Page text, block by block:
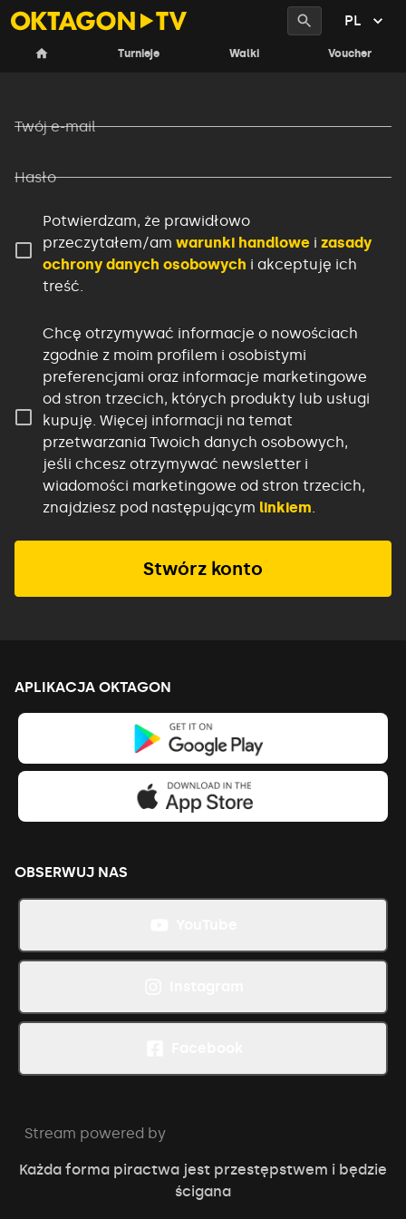
Turnieje Walki Voucher
PL
Rejestracja przez e-mail
Twój e-mail
Hasło
Potwierdzam, że prawidłowo
przeczytałem/am warunki handlowe i zasady
ochrony danych osobowych i akceptuję ich
treść.
Chcę otrzymywać informacje o nowościach
zgodnie z moim profilem i osobistymi
preferencjami oraz informacje marketingowe
od stron trzecich, których produkty lub usługi
kupuję. Więcej informacji na temat
przetwarzania Twoich danych osobowych,
jeśli chcesz otrzymywać newsletter i
wiadomości marketingowe od stron trzecich,
znajdziesz pod następującym linkiem.
Stwórz konto
APLIKACJA OKTAGON
OBSERWUJ NAS
Każda forma piractwa jest przestępstwem i będzie
ścigana
Stream powered by